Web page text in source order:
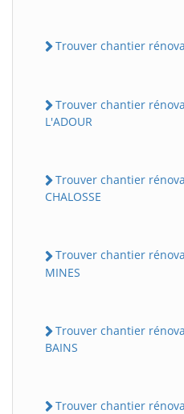
Trouver chantier
Trouver chantier
L'ADOUR
Trouver chantier
CHALOSSE
Trouver chantier
MINES
Trouver chantier
BAINS
Trouver chantier